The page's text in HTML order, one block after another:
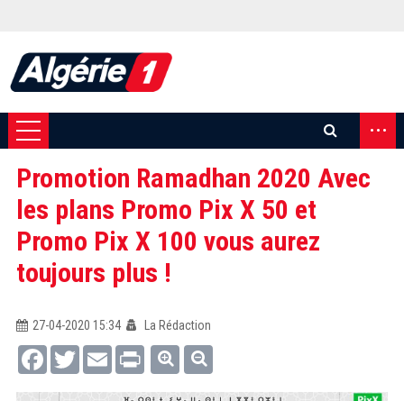
...
Promotion Ramadhan 2020 Avec
les plans Promo Pix X 50 et
Promo Pix X 100 vous aurez
toujours plus !
27-04-2020 15:34
La Rédaction
FacebookTwitterEmail Print